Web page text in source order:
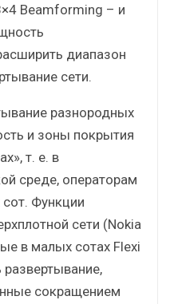
Beamforming – и
диапазон
сети.
разнородных
и зоны покрытия
т. е. в
среде, операторам
Функции
сети (Nokia
в малых сотах Flexi
развертывание,
сокращением